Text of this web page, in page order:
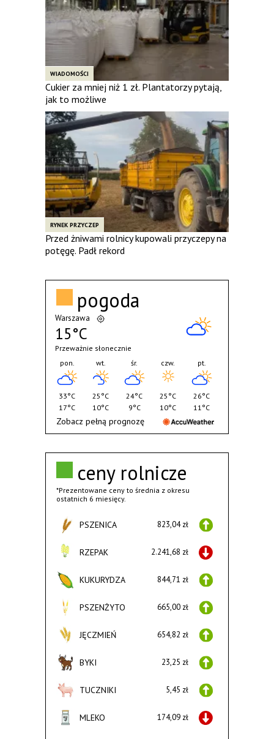
WIADOMOŚCI
Cukier za mniej niż 1 zł. Plantatorzy pytają,
jak to możliwe
RYNEK PRZYCZEP
Przed żniwami rolnicy kupowali przyczepy na
potęgę. Padł rekord
ceny rolnicze
*Prezentowane ceny to średnia z okresu
ostatnich 6 miesięcy.
PSZENICA 823,04 zł
RZEPAK 2.241,68 zł
KUKURYDZA 844,71 zł
PSZENŻYTO 665,00 zł
JĘCZMIEŃ 654,82 zł
BYKI 23,25 zł
TUCZNIKI 5,45 zł
MLEKO 174,09 zł
pogoda
Warszawa
15°C
Przeważnie słonecznie
pon.
33°C
17°C
wt.
25°C
10°C
śr.
24°C
9°C
czw.
25°C
10°C
pt.
26°C
11°C
Zobacz pełną prognozę